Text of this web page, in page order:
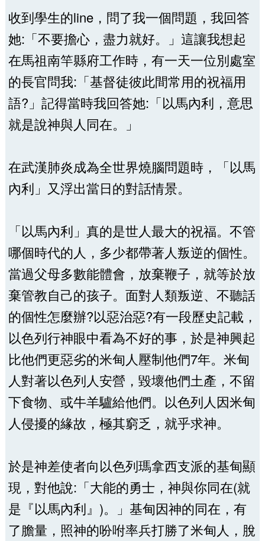
收到學生的line，問了我一個問題，我回答
她:「不要擔心，盡力就好。」這讓我想起
在馬祖南竿縣府工作時，有一天一位別處室
的長官問我:「基督徒彼此間常用的祝福用
語?」記得當時我回答她:「以馬內利，意思
就是說神與人同在。」
在武漢肺炎成為全世界燒腦問題時，「以馬
內利」又浮出當日的對話情景。
「以馬內利」真的是世人最大的祝福。不管
哪個時代的人，多少都帶著人叛逆的個性。
當過父母多數能體會，放棄鞭子，就等於放
棄管教自己的孩子。面對人類叛逆、不聽話
的個性怎麼辦?以惡治惡?有一段歷史記載，
以色列行神眼中看為不好的事，於是神興起
比他們更惡劣的米甸人壓制他們7年。米甸
人對著以色列人安營，毀壞他們土產，不留
下食物、或牛羊驢給他們。以色列人因米甸
人侵擾的緣故，極其窮乏，就乎求神。
於是神差使者向以色列瑪拿西支派的基甸顯
現，對他說:「大能的勇士，神與你同在(就
是『以馬內利』)。」基甸因神的同在，有
了膽量，照神的吩咐率兵打勝了米甸人，脫